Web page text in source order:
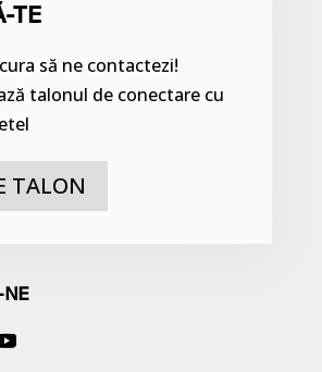
TE
să ne contactezi!
talonul de conectare cu
TALON
NE